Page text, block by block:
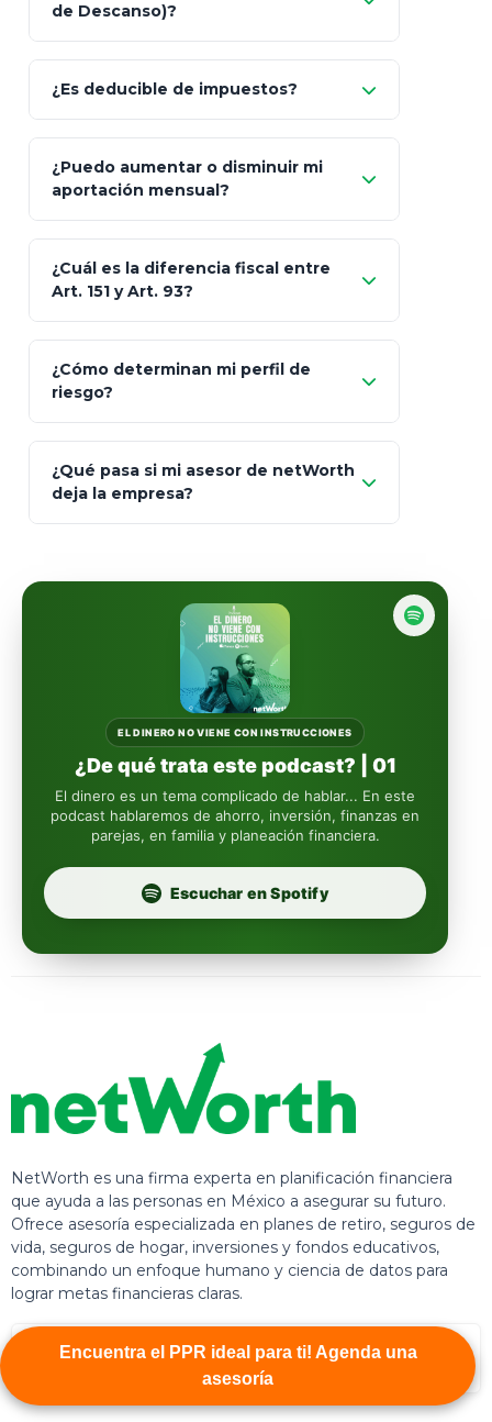
Encuentra el PPR ideal para ti! Agenda una
asesoría
NetWorth es una firma experta en planificación financiera
que ayuda a las personas en México a asegurar su futuro.
Ofrece asesoría especializada en planes de retiro, seguros de
vida, seguros de hogar, inversiones y fondos educativos,
combinando un enfoque humano y ciencia de datos para
lograr metas financieras claras.
GNP (Proyecta)
Seguros Monterrey
Skandia (Crea)
MetLife (MetaLife)
Prudential
Fintual
Principal
Sura
Insignia Life
Profuturo
de Descanso)?
¿Es deducible de impuestos?
¿Puedo aumentar o disminuir mi
aportación mensual?
¿Cuál es la diferencia fiscal entre
Art. 151 y Art. 93?
Art.
93
totalmente
libres de impuestos
¿Cómo determinan mi perfil de
riesgo?
¿Qué pasa si mi asesor de netWorth
deja la empresa?
automáticamente
EL DINERO NO VIENE CON INSTRUCCIONES
¿De qué trata este podcast? | 01
El dinero es un tema complicado de hablar... En este
podcast hablaremos de ahorro, inversión, finanzas en
parejas, en familia y planeación financiera.
Escuchar en Spotify